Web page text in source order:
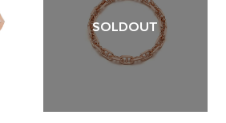
SOLDOUT